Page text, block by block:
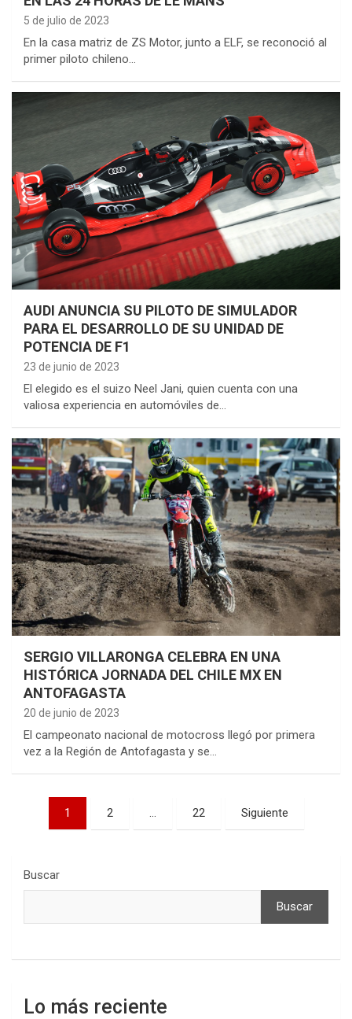
5 de julio de 2023
En la casa matriz de ZS Motor, junto a ELF, se reconoció al
primer piloto chileno…
AUDI ANUNCIA SU PILOTO DE SIMULADOR
PARA EL DESARROLLO DE SU UNIDAD DE
POTENCIA DE F1
23 de junio de 2023
El elegido es el suizo Neel Jani, quien cuenta con una
valiosa experiencia en automóviles de…
SERGIO VILLARONGA CELEBRA EN UNA
HISTÓRICA JORNADA DEL CHILE MX EN
ANTOFAGASTA
20 de junio de 2023
El campeonato nacional de motocross llegó por primera
vez a la Región de Antofagasta y se…
Paginación
1 2 … 22 Siguiente
Buscar
Buscar
Lo más reciente